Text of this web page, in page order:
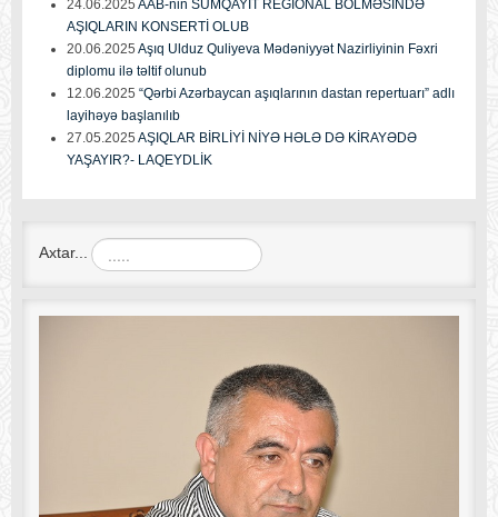
24.06.2025 AAB-nin SUMQAYIT REGİONAL BÖLMƏSİNDƏ
AŞIQLARIN KONSERTİ OLUB
20.06.2025 Aşıq Ulduz Quliyeva Mədəniyyət Nazirliyinin Fəxri
diplomu ilə təltif olunub
12.06.2025 “Qərbi Azərbaycan aşıqlarının dastan repertuarı” adlı
layihəyə başlanılıb
27.05.2025 AŞIQLAR BİRLİYİ NİYƏ HƏLƏ DƏ KİRAYƏDƏ
YAŞAYIR?- LAQEYDLİK
Axtar...